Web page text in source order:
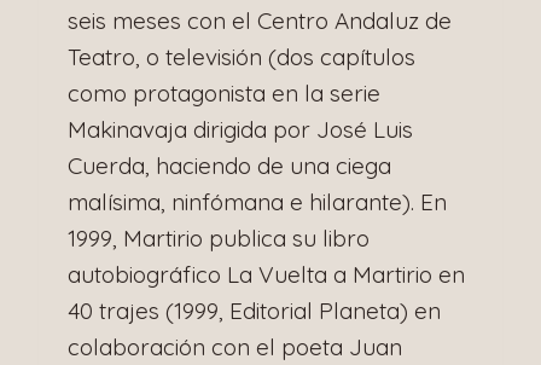
seis meses con el Centro Andaluz de
Teatro, o televisión (dos capítulos
como protagonista en la serie
Makinavaja dirigida por José Luis
Cuerda, haciendo de una ciega
malísima, ninfómana e hilarante). En
1999, Martirio publica su libro
autobiográfico La Vuelta a Martirio en
40 trajes (1999, Editorial Planeta) en
colaboración con el poeta Juan